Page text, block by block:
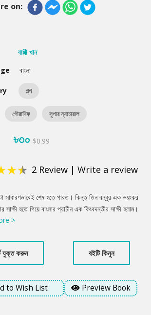
on:
বাপ্পী খান
বাংলা
গল্প
পৌরাণিক সুপার ন্যাচারাল
৳৩০ $0.99
★★ 2 Review | Write a review
সাধারণভাবেই শেষ হতে পারত। কিন্ত তিন বন্ধুর এক ভয়ংকর
হতে গিয়ে বাংলার প্রাচীন এক কিংবদন্তীর সাক্ষী হলাম।
>
যুক্ত করুন বইটি কিনুন
to Wish List Preview Book